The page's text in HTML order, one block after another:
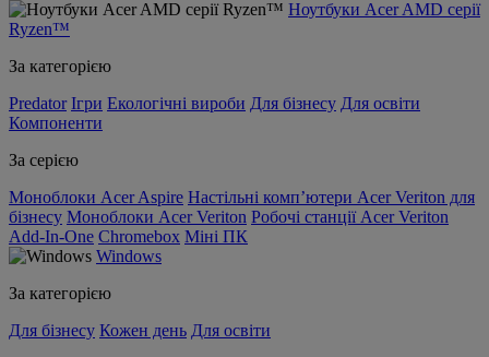
Ноутбуки Acer AMD серії
Ryzen™
За категорією
Predator Ігри Екологічні вироби Для бізнесу Для освіти
Компоненти
За серією
Моноблоки Acer Aspire Настільні комп’ютери Acer Veriton для
бізнесу Моноблоки Acer Veriton Робочі станції Acer Veriton
Add-In-One Chromebox Міні ПК
Windows
За категорією
Для бізнесу Кожен день Для освіти